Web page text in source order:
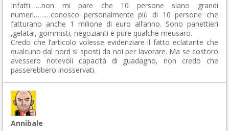
Infatti……non mi pare che 10 persone siano grandi
numeri………conosco personalmente più di 10 persone che
fatturano anche 1 milione di euro all’anno. Sono panettieri
,gelatai, gommisti, negozianti e pure qualche meusaro.
Credo che l’articolo volesse evidenziare il fatto eclatante che
qualcuno dal nord si sposti da noi per lavorare. Ma se costoro
avessero notevoli capacità di guadagno, non credo che
passerebbero inosservati.
Annibale